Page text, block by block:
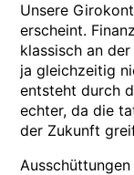
Unsere
erscheint.
klassisch an
ja gleichzeitig
entsteht durch
echter, da die
der Zukunft